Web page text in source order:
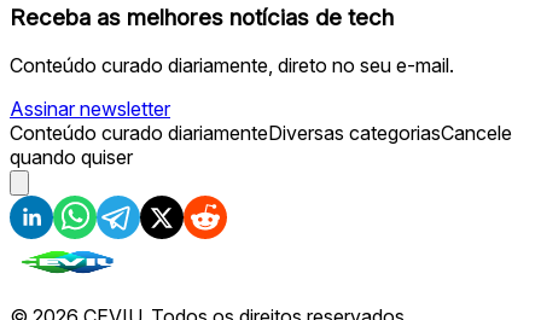
Receba as melhores notícias de tech
Conteúdo curado diariamente, direto no seu e-mail.
Assinar newsletter
Conteúdo curado diariamenteDiversas categoriasCancele
quando quiser